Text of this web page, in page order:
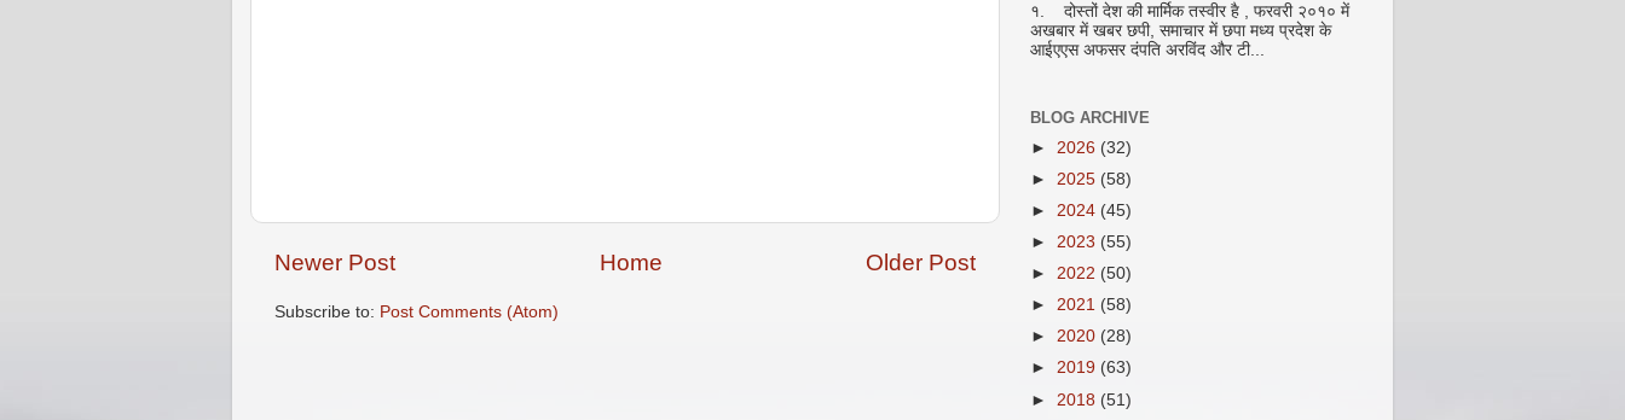
Newer Post Older Post
Home
Subscribe to: Post Comments (Atom)
१. दोस्तों देश की मार्मिक तस्वीर है , फरवरी २०१० में
अखबार में खबर छपी, समाचार में छपा मध्य प्रदेश के
आईएएस अफसर दंपति अरविंद और टी...
BLOG ARCHIVE
► 2026 (32)
► 2025 (58)
► 2024 (45)
► 2023 (55)
► 2022 (50)
► 2021 (58)
► 2020 (28)
► 2019 (63)
► 2018 (51)